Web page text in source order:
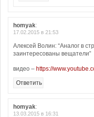
homyak:
17.02.2015 в 21:53
Алексей Волин: “Аналог в
заинтересованы вещатели”
видео – https://
Ответить
homyak:
13.03.2015 в 16:31